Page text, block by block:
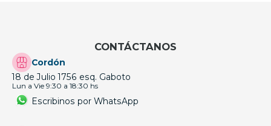
CONTÁCTANOS
Cordón
18 de Julio 1756 esq. Gaboto
Lun a Vie 9:30 a 18:30 hs
Escribinos por WhatsApp